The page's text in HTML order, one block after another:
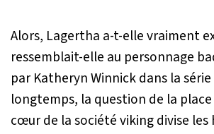
Alors, Lagertha a-t-elle vraiment
ressemblait-elle au personnage
par Katheryn Winnick dans la série
longtemps, la question de la
cœur de la société viking divise les